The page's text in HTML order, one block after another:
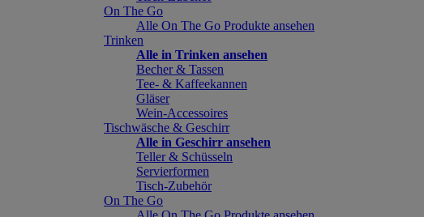
On The Go
Alle On The Go Produkte ansehen
Trinken
Alle in Trinken ansehen
Becher & Tassen
Tee- & Kaffeekannen
Gläser
Wein-Accessoires
Tischwäsche & Geschirr
Alle in Geschirr ansehen
Teller & Schüsseln
Servierformen
Tisch-Zubehör
On The Go